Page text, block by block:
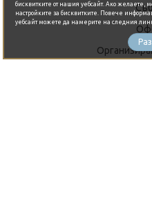
бисквитките от нашия уебсайт. Ако желаете,
настройките за бисквитките. Повече
уебсайт можете да намерите на следния